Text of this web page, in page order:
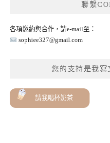
聯繫
各項邀約與合作，請e-mail至：
sophiee327@gmail.com
您的支持是我
請我喝杯奶茶